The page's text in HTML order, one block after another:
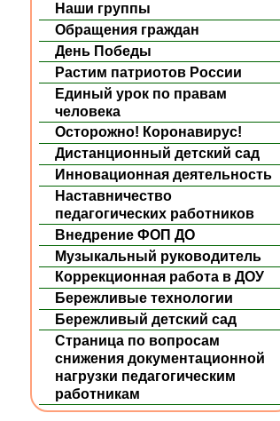
Наши группы
Обращения граждан
День Победы
Растим патриотов России
Единый урок по правам
человека
Осторожно! Коронавирус!
Дистанционный детский сад
Инновационная деятельность
Наставничество
педагогических работников
Внедрение ФОП ДО
Музыкальный руководитель
Коррекционная работа в ДОУ
Бережливые технологии
Бережливый детский сад
Страница по вопросам
снижения документационной
нагрузки педагогическим
работникам